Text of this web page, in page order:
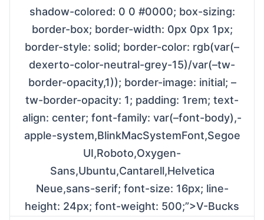
shadow-colored: 0 0 #0000; box-sizing:
border-box; border-width: 0px 0px 1px;
border-style: solid; border-color: rgb(var(–
dexerto-color-neutral-grey-15)/var(–tw-
border-opacity,1)); border-image: initial; –
tw-border-opacity: 1; padding: 1rem; text-
align: center; font-family: var(–font-body),-
apple-system,BlinkMacSystemFont,Segoe
UI,Roboto,Oxygen-
Sans,Ubuntu,Cantarell,Helvetica
Neue,sans-serif; font-size: 16px; line-
height: 24px; font-weight: 500;”>V-Bucks